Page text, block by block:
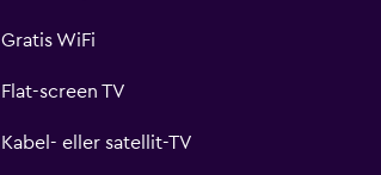
Gratis WiFi
Flat-screen TV
Kabel- eller satellit-TV